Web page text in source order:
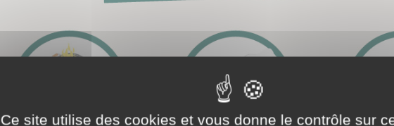
Ce site utilise des cookies et vous donne le contrôle sur